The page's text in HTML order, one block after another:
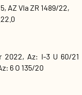
, AZ VIa ZR 1489/22,
2022, Az: I-3 U 60/21
6 O 135/20